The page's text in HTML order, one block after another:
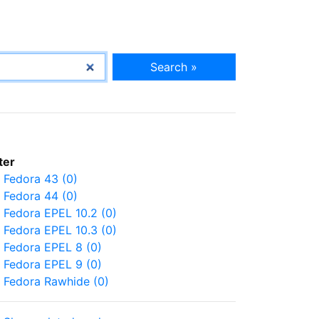
Search »
Fedora 43 (0)
Fedora 44 (0)
Fedora EPEL 10.2 (0)
Fedora EPEL 10.3 (0)
Fedora EPEL 8 (0)
Fedora EPEL 9 (0)
Fedora Rawhide (0)